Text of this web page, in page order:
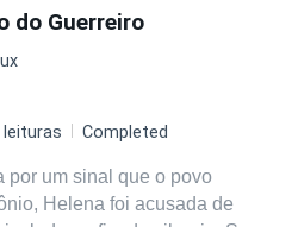
criança, a mulher vagou
pinicarem em suas
do seu maior objetivo de
colocasse suas mãos em casa
do Guerreiro
leituras Completed
por um sinal que o povo
Helena foi acusada de